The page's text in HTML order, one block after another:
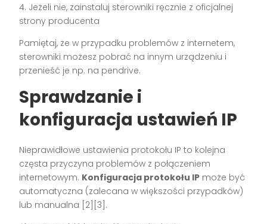
4. Jeżeli nie, zainstaluj sterowniki ręcznie z oficjalnej
strony producenta
Pamiętaj, że w przypadku problemów z internetem,
sterowniki możesz pobrać na innym urządzeniu i
przenieść je np. na pendrive.
Sprawdzanie i
konfiguracja ustawień IP
Nieprawidłowe ustawienia protokołu IP to kolejna
częsta przyczyna problemów z połączeniem
internetowym. Konfiguracja protokołu IP może być
automatyczna (zalecana w większości przypadków)
lub manualna [2][3].